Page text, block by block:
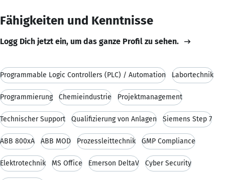
Fähigkeiten und Kenntnisse
Logg Dich jetzt ein, um das ganze Profil zu sehen.
Programmable Logic Controllers (PLC) / Automation Labortechnik
Programmierung Chemieindustrie Projektmanagement
Technischer Support Qualifizierung von Anlagen Siemens Step 7
ABB 800xA ABB MOD Prozessleittechnik GMP Compliance
Elektrotechnik MS Office Emerson DeltaV Cyber Security